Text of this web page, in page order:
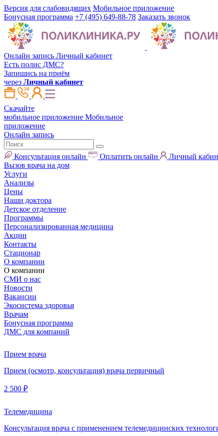
Версия для слабовидящих Мобильное приложение
Бонусная программа +7 (495) 649-88-78 Заказать звонок
Онлайн запись Личный кабинет
Есть полис ДМС?
Запишись на приём
через Личный кабинет
Скачайте
мобильное приложение Мобильное
приложение
Онлайн запись
Консультация онлайн Оплатить онлайн
Личный
Вызов врача на дом
Услуги
Анализы
Цены
Наши доктора
Детское отделение
Программы
Персонализированная медицина
Акции
Контакты
Стационар
О компании
О компании
СМИ о нас
Новости
Вакансии
Экосистема здоровья
Врачам
Бонусная программа
ДМС для компаний
Прием врача
Прием (осмотр, консультация) врача первичный
2 500 ₽
Телемедицина
Консультация врача с применением телемедицинских